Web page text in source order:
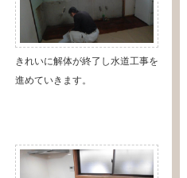
きれいに解体が終了し水道工事を
進めていきます。